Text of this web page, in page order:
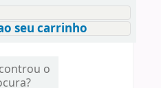
seu carrinho
o